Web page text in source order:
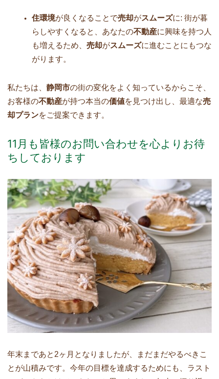
住環境が良くなることで売却がスムーズに: 街が暮
らしやすくなると、あなたの不動産に興味を持つ人
も増えるため、 売却がスムーズに進むことにもつな
がります。
私たちは、 静岡市の街の変化をよく知っているからこそ、
お客様の不動産が持つ本当の価値を見つけ出し、最適な売
却プランをご提案できます。
11月も皆様のお問い合わせを心よりお待
ちしております
年末まであと2ヶ月となりましたが、まだまだやるべきこ
とが山積みです。今年の目標を達成するためにも、ラスト